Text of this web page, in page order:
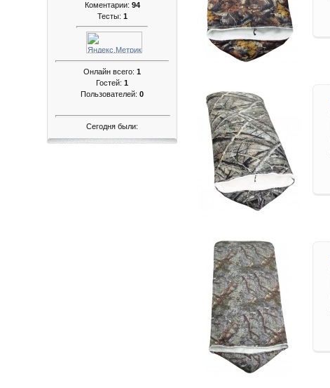
Коментарии: 94
Тесты: 1
Онлайн всего: 1
Гостей: 1
Пользователей: 0
Сегодня были: